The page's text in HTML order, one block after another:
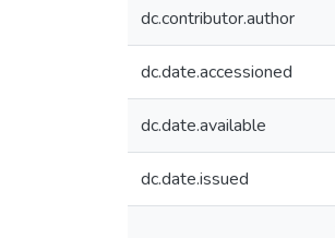
dc.contributor.author
dc.date.accessioned
dc.date.available
dc.date.issued